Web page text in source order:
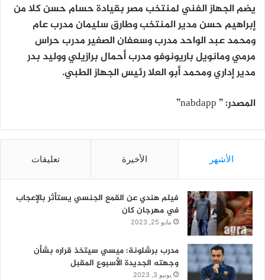
يضم الجهاز الفني لمنتخب مصر بقيادة حسام حسن كلا من
إبراهيم حسن مدير المنتخب وطارق سليمان مدرب عام
ومحمد عبد الواحد مدرب وسعفان الصغير مدرب حراس
مرمي ومانويل باريونوفو مدرب أحمال برازيلي ووليد بدر
مدير إداري ومحمد أبو العلا رئيس الجهاز الطبي.
المصدر: ” nabdapp”
الأشهر الأخيرة تعليقات
فيلم هندي عن القمع الجنسي يستأثر بالإعجاب
في مهرجان كان
مايو 25, 2023
مدرب برشلونة: ميسي سيتخذ قراره بشأن
وجهته الجديدة الأسبوع المقبل
يونيو 3, 2023